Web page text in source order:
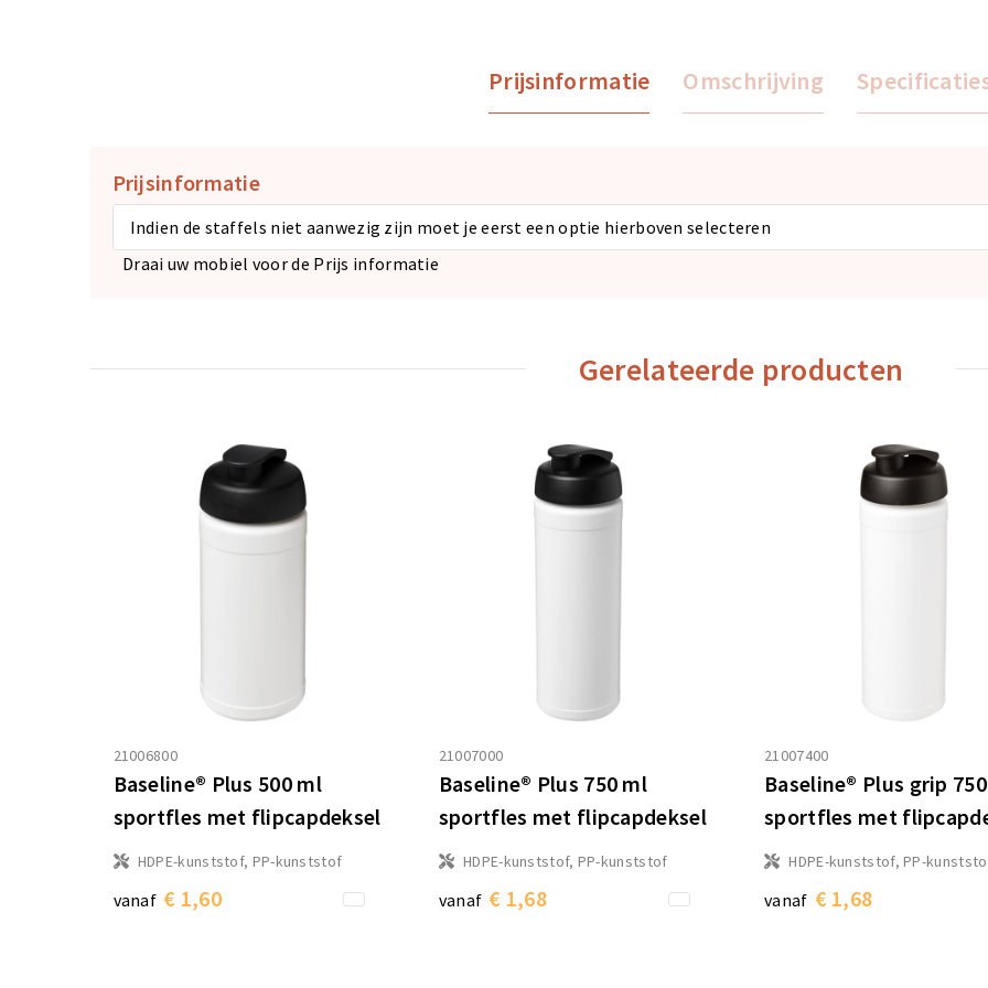
Prijsinformatie Omschrijving
Prijsinformatie
Indien de staffels niet aanwezig zijn moet je eerst een optie hierboven selecteren
Draai uw mobiel voor de Prijs informatie
Gerelateerde producten
21006800
Baseline® Plus 500 ml
sportfles met flipcapdeksel
HDPE-kunststof, PP-kunststof
vanaf € 1,60
21007000
Baseline® Plus 750 ml
sportfles met flipcapdeksel
HDPE-kunststof, PP-kunststof
vanaf € 1,68
21007400
Baseline® Plus grip
sportfles met
HDPE-kunststof, PP-
vanaf € 1,68